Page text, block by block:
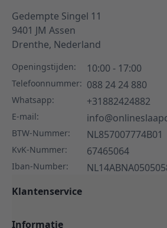
Gedempte Singel 11
9401 JM Assen
Drenthe, Nederland
Openingstijden: 10:00 - 17:00
Telefoonnummer: 088 24 24 880
Whatsapp: +31882424882
E-mail:
BTW-Nummer: NL857007774B01
KvK-Nummer: 67465064
Iban-Number:
Klantenservice
Informatie